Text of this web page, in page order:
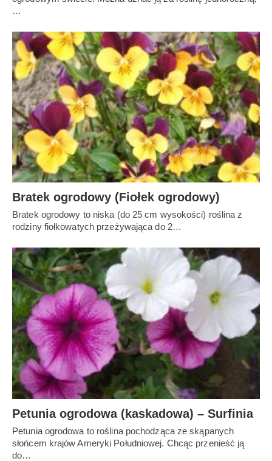
…
Bratek ogrodowy (Fiołek ogrodowy)
Bratek ogrodowy to niska (do 25 cm wysokości) roślina z
rodziny fiołkowatych przeżywająca do 2…
Petunia ogrodowa (kaskadowa) – Surfinia
Petunia ogrodowa to roślina pochodząca ze skąpanych
słońcem krajów Ameryki Południowej. Chcąc przenieść ją
do…